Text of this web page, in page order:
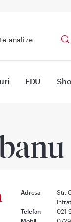
analize
EDU
Adresa
Str.
Telefon
021
Mobil